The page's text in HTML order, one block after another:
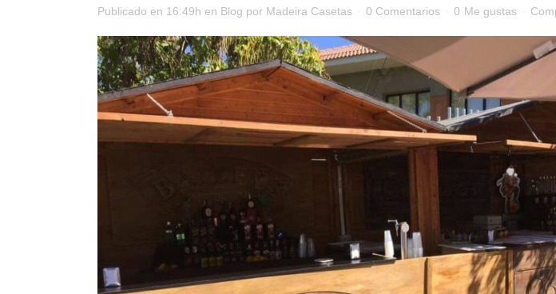
Publicado en 16:49h en Blog por Madeira Casetas 0 Comentarios 0 Me gustas